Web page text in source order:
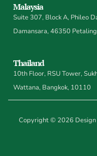
Malaysia
Suite 307, Block A, Phileo
Damansara, 46350
Thailand
10th Floor, RSU Tower,
Wattana, Bangkok, 10110
Copyright © 2026 Design